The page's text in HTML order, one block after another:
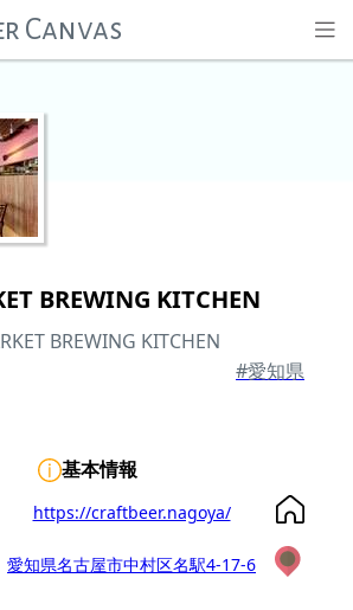
Canvas
BREWING KITCHEN
BREWING KITCHEN
#愛知県
基本情報
https://craftbeer.nagoya/
愛知県名古屋市中村区名駅4-17-6